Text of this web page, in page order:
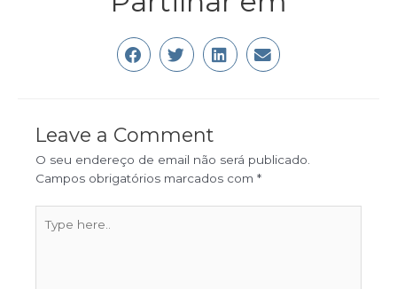
Leave a Comment
O seu endereço de email não será publicado.
Campos obrigatórios marcados com *